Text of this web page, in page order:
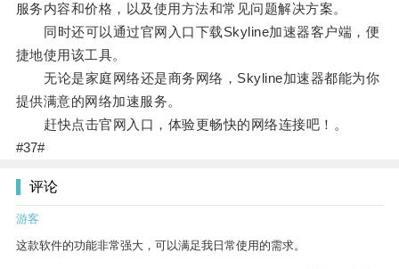
服务内容和价格，以及使用方法和常见问题解决方案。
同时还可以通过官网入口下载Skyline加速器客户端，便
捷地使用该工具。
无论是家庭网络还是商务网络，Skyline加速器都能为你
提供满意的网络加速服务。
赶快点击官网入口，体验更畅快的网络连接吧！。
#37#
评论
游客
这款软件的功能非常强大，可以满足我日常使用的需求。